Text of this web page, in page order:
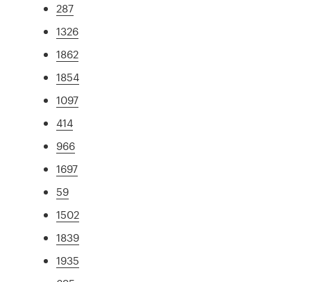
287
1326
1862
1854
1097
414
966
1697
59
1502
1839
1935